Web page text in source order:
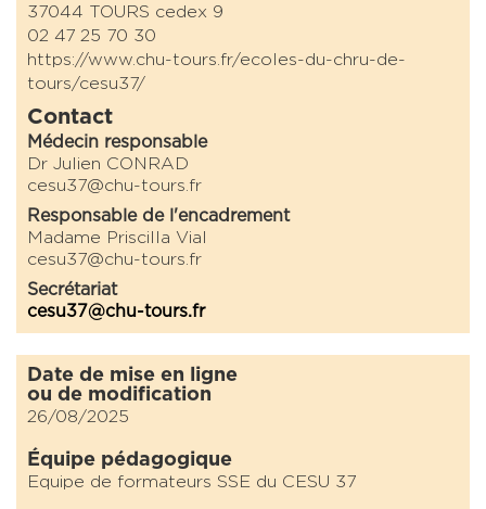
37044 TOURS cedex 9
02 47 25 70 30
https://www.chu-tours.fr/ecoles-du-chru-de-
tours/cesu37/
Contact
Médecin responsable
Dr Julien CONRAD
cesu37@chu-tours.fr
Responsable de l'encadrement
Madame Priscilla Vial
cesu37@chu-tours.fr
Secrétariat
cesu37@chu-tours.fr
Date de mise en ligne
ou de modification
26/08/2025
Équipe pédagogique
Equipe de formateurs SSE du CESU 37